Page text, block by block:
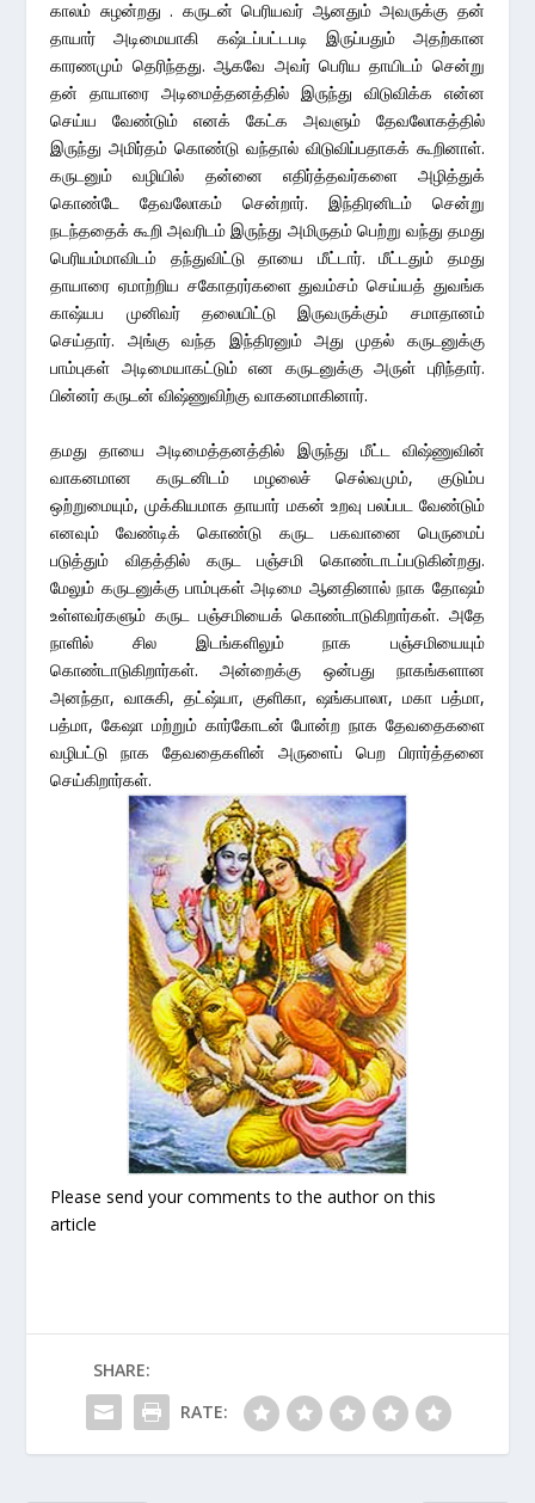
காலம் சுழன்றது . கருடன் பெரியவர் ஆனதும் அவருக்கு தன்
தாயார் அடிமையாகி கஷ்டப்பட்டபடி இருப்பதும் அதற்கான
காரணமும் தெரிந்தது. ஆகவே அவர் பெரிய தாயிடம் சென்று
தன் தாயாரை அடிமைத்தனத்தில் இருந்து விடுவிக்க என்ன
செய்ய வேண்டும் எனக் கேட்க அவளும் தேவலோகத்தில்
இருந்து அமிர்தம் கொண்டு வந்தால் விடுவிப்பதாகக் கூறினாள்.
கருடனும் வழியில் தன்னை எதிர்த்தவர்களை அழித்துக்
கொண்டே தேவலோகம் சென்றார். இந்திரனிடம் சென்று
நடந்ததைக் கூறி அவரிடம் இருந்து அமிருதம் பெற்று வந்து தமது
பெரியம்மாவிடம் தந்துவிட்டு தாயை மீட்டார். மீட்டதும் தமது
தாயாரை ஏமாற்றிய சகோதரர்களை துவம்சம் செய்யத் துவங்க
காஷ்யப முனிவர் தலையிட்டு இருவருக்கும் சமாதானம்
செய்தார். அங்கு வந்த இந்திரனும் அது முதல் கருடனுக்கு
பாம்புகள் அடிமையாகட்டும் என கருடனுக்கு அருள் புரிந்தார்.
பின்னர் கருடன் விஷ்ணுவிற்கு வாகனமாகினார்.
தமது தாயை அடிமைத்தனத்தில் இருந்து மீட்ட விஷ்ணுவின்
வாகனமான கருடனிடம் மழலைச் செல்வமும், குடும்ப
ஒற்றுமையும், முக்கியமாக தாயார் மகன் உறவு பலப்பட வேண்டும்
எனவும் வேண்டிக் கொண்டு கருட பகவானை பெருமைப்
படுத்தும் விதத்தில் கருட பஞ்சமி கொண்டாடப்படுகின்றது.
மேலும் கருடனுக்கு பாம்புகள் அடிமை ஆனதினால் நாக தோஷம்
உள்ளவர்களும் கருட பஞ்சமியைக் கொண்டாடுகிறார்கள். அதே
நாளில் சில இடங்களிலும் நாக பஞ்சமியையும்
கொண்டாடுகிறார்கள். அன்றைக்கு ஒன்பது நாகங்களான
அனந்தா, வாசுகி, தட்ஷ்யா, குளிகா, ஷங்கபாலா, மகா பத்மா,
பத்மா, கேஷா மற்றும் கார்கோடன் போன்ற நாக தேவதைகளை
வழிபட்டு நாக தேவதைகளின் அருளைப் பெற பிரார்த்தனை
செய்கிறார்கள்.
Please send your comments to the author on this
article
SHARE:
RATE: